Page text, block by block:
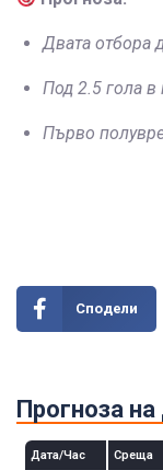
Двата отбора
Под 2.5 гола в
Първо
Сподели
Прогноза
Дата/Час Среща